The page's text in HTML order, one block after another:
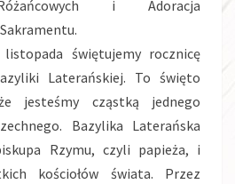
i Adoracja
świętujemy rocznicę
Laterańskiej. To święto
jesteśmy cząstką jednego
Bazylika Laterańska
Rzymu, czyli papieża, i
kościołów świata. Przez